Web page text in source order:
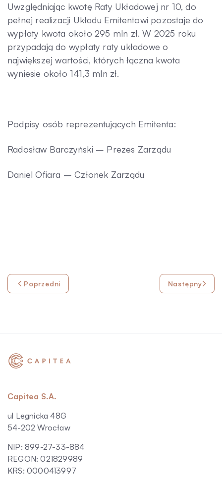
Uwzględniając kwotę Raty Układowej nr 10, do
pełnej realizacji Układu Emitentowi pozostaje do
wypłaty kwota około 295 mln zł. W 2025 roku
przypadają do wypłaty raty układowe o
największej wartości, których łączna kwota
wyniesie około 141,3 mln zł.
Podpisy osób reprezentujących Emitenta:
Radosław Barczyński – Prezes Zarządu
Daniel Ofiara – Członek Zarządu
Poprzedni Następny
Capitea S.A.
ul Legnicka 48G
54-202 Wrocław
NIP: 899-27-33-884
REGON: 021829989
KRS: 0000413997